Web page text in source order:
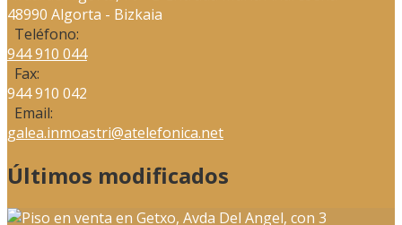
48990 Algorta - Bizkaia
Teléfono:
944 910 044
Fax:
944 910 042
Email:
galea.inmoastri@atelefonica.net
Últimos modificados